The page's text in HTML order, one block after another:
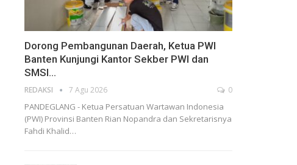
Dorong Pembangunan Daerah, Ketua PWI
Banten Kunjungi Kantor Sekber PWI dan
SMSI…
REDAKSI 7 Agu 2026 0
PANDEGLANG - Ketua Persatuan Wartawan Indonesia
(PWI) Provinsi Banten Rian Nopandra dan Sekretarisnya
Fahdi Khalid…